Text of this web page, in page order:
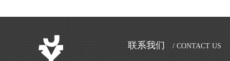
联系我们 / CONTACT US